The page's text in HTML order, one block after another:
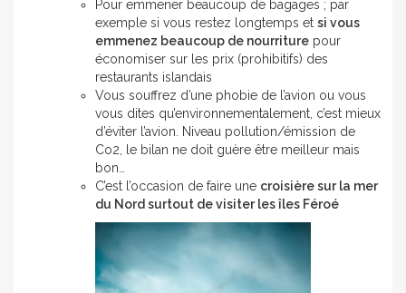
Pour emmener beaucoup de bagages ; par
exemple si vous restez longtemps et si vous
emmenez beaucoup de nourriture pour
économiser sur les prix (prohibitifs) des
restaurants islandais
Vous souffrez d’une phobie de l’avion ou vous
vous dites qu’environnementalement, c’est mieux
d’éviter l’avion. Niveau pollution/émission de
Co2, le bilan ne doit guère être meilleur mais
bon…
C’est l’occasion de faire une croisière sur la mer
du Nord surtout de visiter les îles Féroé